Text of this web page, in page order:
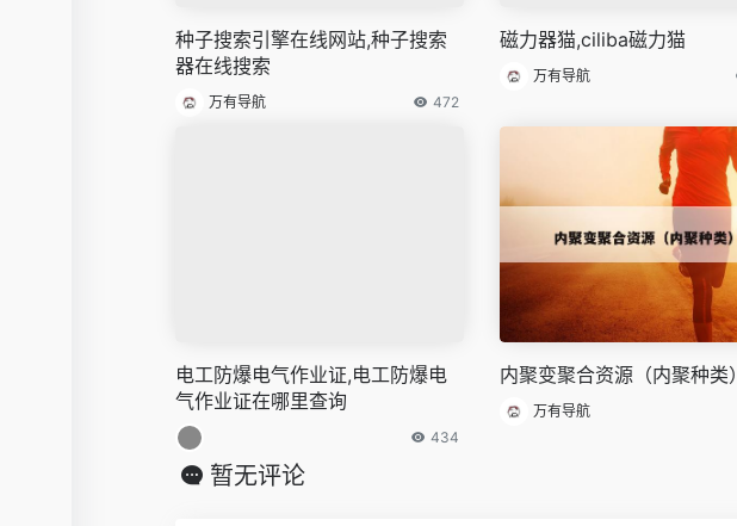
种子搜索引擎在线网站,种子搜索
器在线搜索
万有导航 472
磁力器猫,ciliba磁力猫
万有导航
电工防爆电气作业证,电工防爆电
气作业证在哪里查询
434
内聚变聚合资源（内聚种类）
万有导航
暂无评论